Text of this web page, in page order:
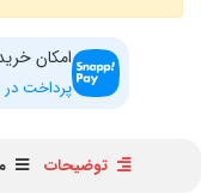
امکان
پرداخت
توضیحات